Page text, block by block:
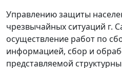
Управлению защиты
чрезвычайных ситуаций г.
осуществление работ по
информацией, сбор и
представляемой